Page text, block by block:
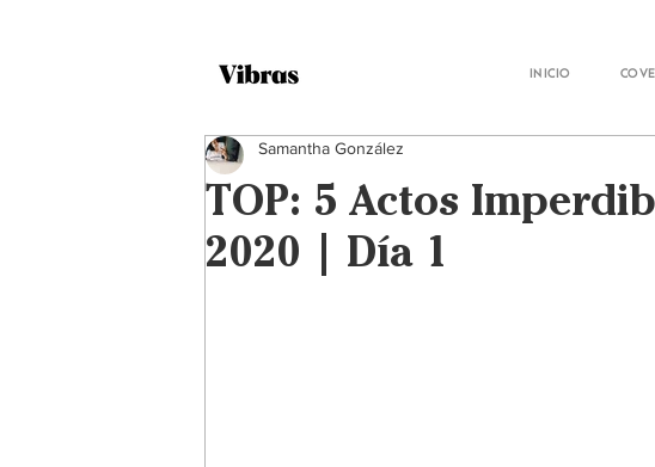
Inicio
TOP: 5 Actos
2020 | Día 1
Samantha González